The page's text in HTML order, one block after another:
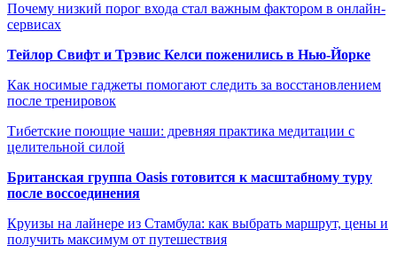
Почему низкий порог входа стал важным фактором в онлайн-
сервисах
Тейлор Свифт и Трэвис Келси поженились в Нью-Йорке
Как носимые гаджеты помогают следить за восстановлением
после тренировок
Тибетские поющие чаши: древняя практика медитации с
целительной силой
Британская группа Oasis готовится к масштабному туру
после воссоединения
Круизы на лайнере из Стамбула: как выбрать маршрут, цены и
получить максимум от путешествия